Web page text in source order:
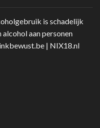
is schadelijk
aan personen
| NIX18.nl